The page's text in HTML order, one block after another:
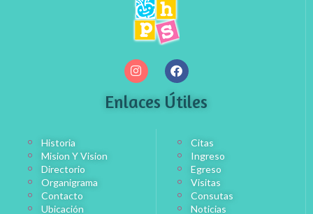
Enlaces Útiles
Historia
Mision Y Vision
Directorio
Organigrama
Contacto
Ubicación
Citas
Ingreso
Egreso
Visitas
Consutas
Noticias